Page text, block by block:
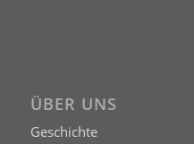
ÜBER UNS
Geschichte